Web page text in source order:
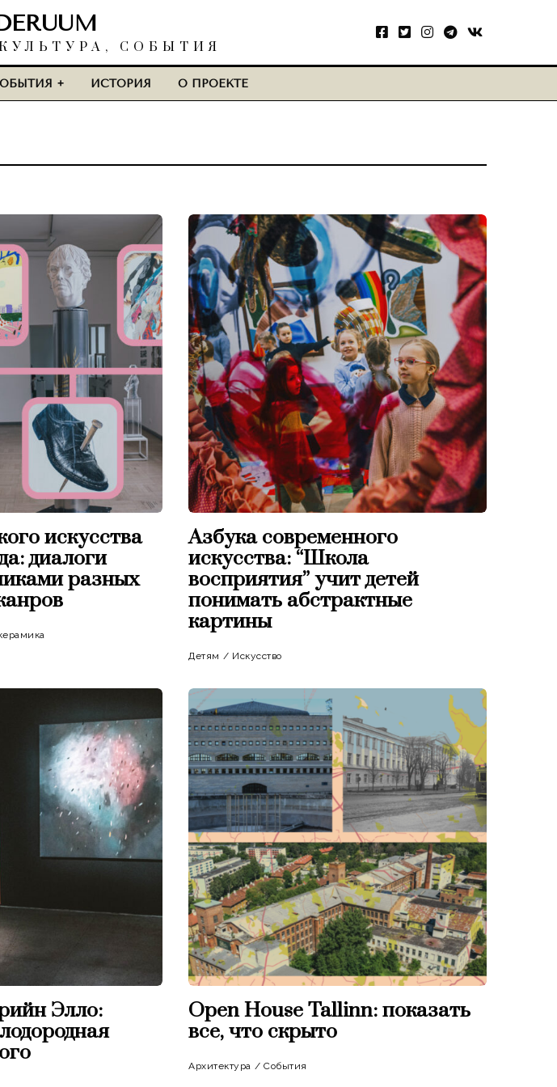
СОБЫТИЯ
ИСТОРИЯ О ПРОЕКТЕ
искусства
диалоги
разных
Азбука современного
искусства: “Школа
восприятия” учит детей
понимать абстрактные
картины
Детям / Искусство
Элло:
Open House Tallinn: показать
все, что скрыто
Архитектура / События